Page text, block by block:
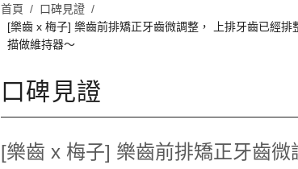
首頁 / 口碑見證 /
[樂齒 x 梅子] 樂齒前排矯正牙齒微調整， 上排牙齒已經
描做維持器～
口碑見證
[樂齒 x 梅子] 樂齒前排矯正牙齒